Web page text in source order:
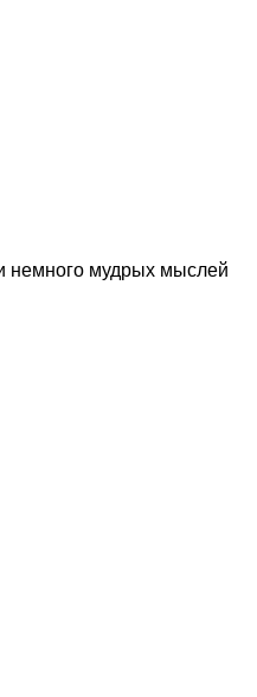
немного мудрых мыслей